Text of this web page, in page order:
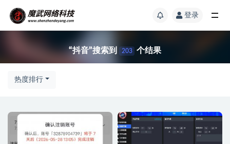
登录
“抖音”搜索到 203 个结果
热度排行